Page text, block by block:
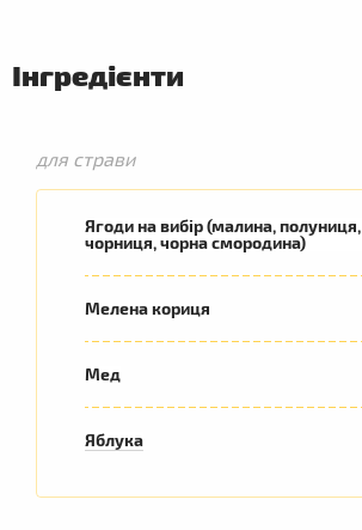
Інгредієнти
для страви
Ягоди на вибір (малина, полуниця,
чорниця, чорна смородина)
Мелена кориця
Мед
Яблука